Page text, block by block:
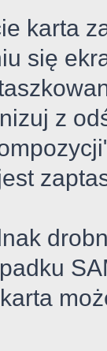
karta
się
z